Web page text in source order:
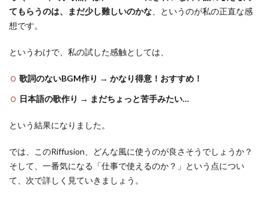
てもらうのは、まだ少し難しいのかな、というのが私の正直な感
想です。
というわけで、私の試した感触としては、
歌詞のないBGM作り → かなり得意！おすすめ！
日本語の歌作り → まだちょっと苦手みたい…
という結果になりました。
では、このRiffusion、どんな風に使うのが良さそうでしょうか？
そして、一番気になる「仕事で使えるのか？」という点につい
て、次で詳しく見ていきましょう。